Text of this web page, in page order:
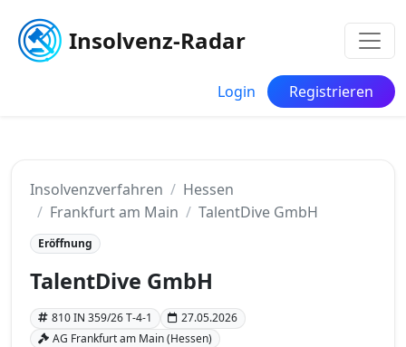
Insolvenz-Radar
Login Registrieren
Insolvenzverfahren
Hessen
Frankfurt am Main
TalentDive GmbH
Eröffnung
TalentDive GmbH
810 IN 359/26 T-4-1
27.05.2026
AG Frankfurt am Main (Hessen)